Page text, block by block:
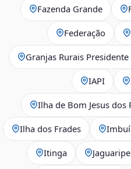
Fazenda Grande
Federação
Granjas Rurais Presidente
IAPI
Ilha de Bom Jesus dos
Ilha dos Frades Imbuí
Itinga